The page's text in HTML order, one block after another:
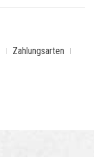
Zahlungsarten